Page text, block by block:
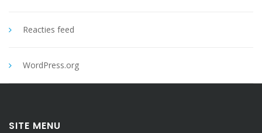
Reacties feed
WordPress.org
SITE MENU